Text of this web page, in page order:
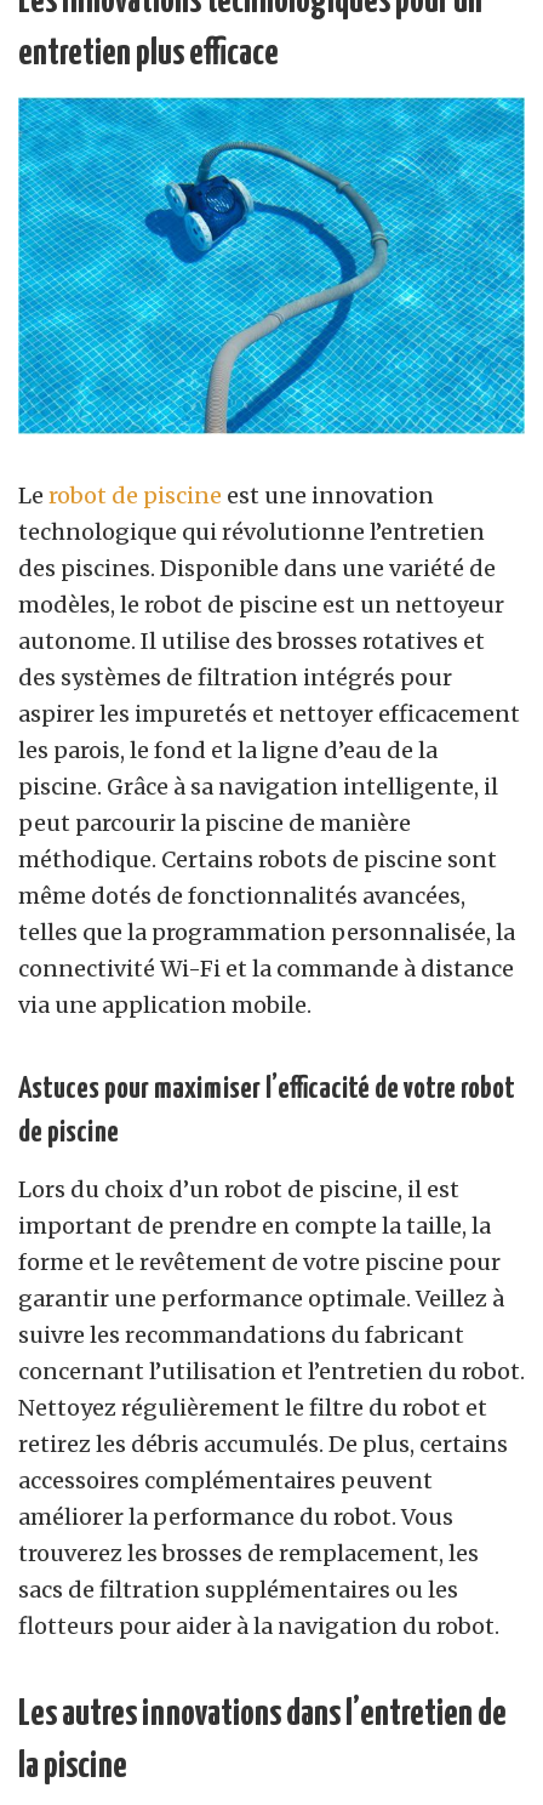
entretien plus efficace
Le robot de piscine est une innovation
technologique qui révolutionne l’entretien
des piscines. Disponible dans une variété de
modèles, le robot de piscine est un nettoyeur
autonome. Il utilise des brosses rotatives et
des systèmes de filtration intégrés pour
aspirer les impuretés et nettoyer efficacement
les parois, le fond et la ligne d’eau de la
piscine. Grâce à sa navigation intelligente, il
peut parcourir la piscine de manière
méthodique. Certains robots de piscine sont
même dotés de fonctionnalités avancées,
telles que la programmation personnalisée, la
connectivité Wi-Fi et la commande à distance
via une application mobile.
Astuces pour maximiser l’efficacité de votre robot
de piscine
Lors du choix d’un robot de piscine, il est
important de prendre en compte la taille, la
forme et le revêtement de votre piscine pour
garantir une performance optimale. Veillez à
suivre les recommandations du fabricant
concernant l’utilisation et l’entretien du robot.
Nettoyez régulièrement le filtre du robot et
retirez les débris accumulés. De plus, certains
accessoires complémentaires peuvent
améliorer la performance du robot. Vous
trouverez les brosses de remplacement, les
sacs de filtration supplémentaires ou les
flotteurs pour aider à la navigation du robot.
Les autres innovations dans l’entretien de
la piscine